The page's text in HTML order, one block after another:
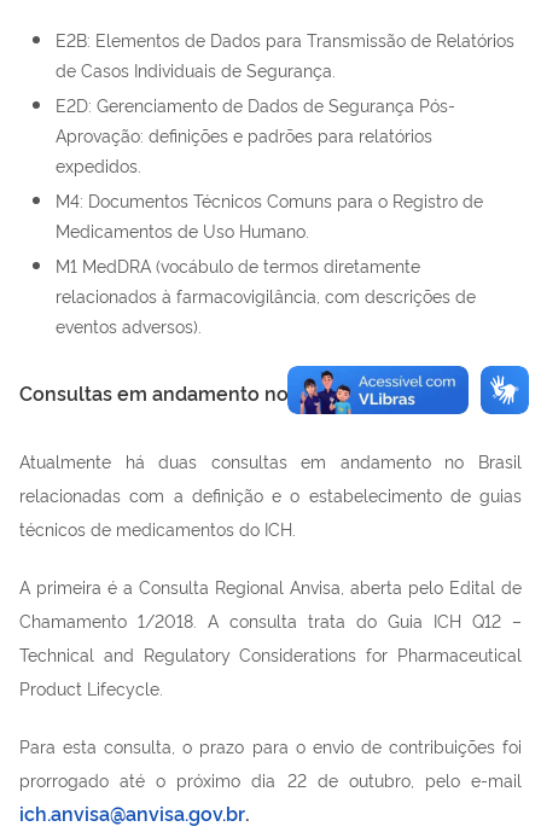
E2B: Elementos de Dados para Transmissão de Relatórios
de Casos Individuais de Segurança.
E2D: Gerenciamento de Dados de Segurança Pós-
Aprovação: definições e padrões para relatórios
expedidos.
M4: Documentos Técnicos Comuns para o Registro de
Medicamentos de Uso Humano.
M1 MedDRA (vocábulo de termos diretamente
relacionados à farmacovigilância, com descrições de
eventos adversos).
Consultas em andamento no Brasil
Atualmente há duas consultas em andamento no Brasil
relacionadas com a definição e o estabelecimento de guias
técnicos de medicamentos do ICH.
A primeira é a Consulta Regional Anvisa, aberta pelo Edital de
Chamamento 1/2018. A consulta trata do Guia ICH Q12 –
Technical and Regulatory Considerations for Pharmaceutical
Product Lifecycle.
Para esta consulta, o prazo para o envio de contribuições foi
prorrogado até o próximo dia 22 de outubro, pelo e-mail
ich.anvisa@anvisa.gov.br.